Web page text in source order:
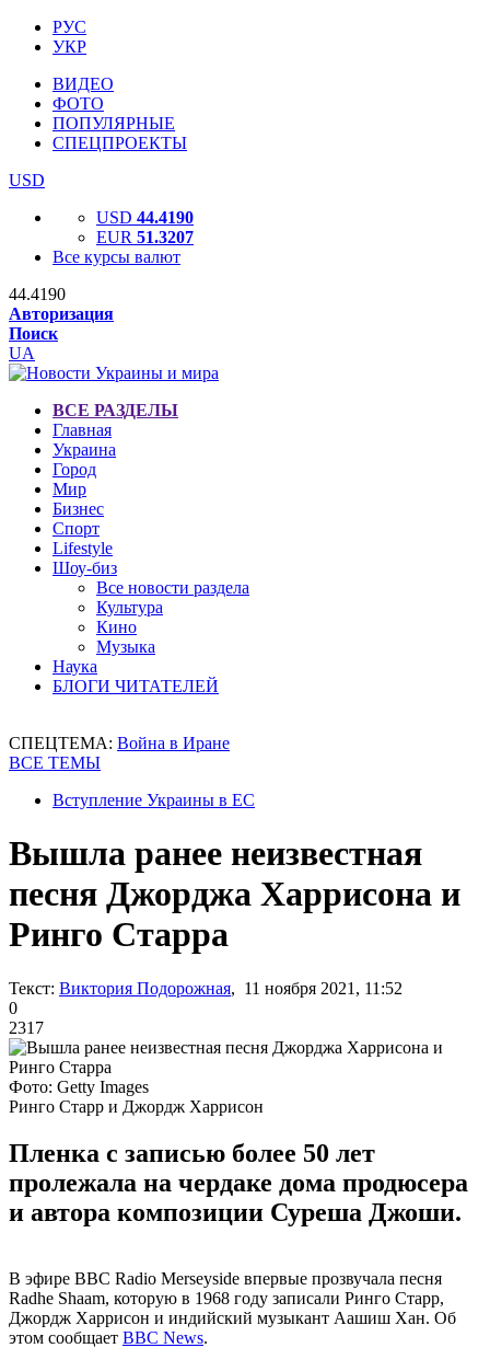
РУС
УКР
ВИДЕО
ФОТО
ПОПУЛЯРНЫЕ
СПЕЦПРОЕКТЫ
USD
USD 44.4190
EUR 51.3207
Все курсы валют
44.4190
Авторизация
Поиск
UA
ВСЕ РАЗДЕЛЫ
Главная
Украина
Город
Мир
Бизнес
Спорт
Lifestyle
Шоу-биз
Все новости раздела
Культура
Кино
Музыка
Наука
БЛОГИ ЧИТАТЕЛЕЙ
СПЕЦТЕМА: Война в Иране
ВСЕ ТЕМЫ
Вступление Украины в ЕС
Вышла ранее неизвестная
песня Джорджа Харрисона и
Ринго Старра
Текст: Виктория Подорожная, 11 ноября 2021, 11:52
0
2317
Фото: Getty Images
Ринго Старр и Джордж Харрисон
Пленка с записью более 50 лет
пролежала на чердаке дома продюсера
и автора композиции Суреша Джоши.
В эфире BBC Radio Merseyside впервые прозвучала песня
Radhe Shaam, которую в 1968 году записали Ринго Старр,
Джордж Харрисон и индийский музыкант Аашиш Хан. Об
этом сообщает BBC News.